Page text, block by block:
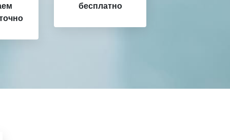
бесплатно